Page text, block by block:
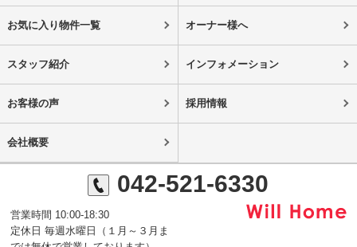
お気に入り物件一覧 オーナー様へ
スタッフ紹介 インフォメーション
お客様の声 採用情報
会社概要
042-521-6330
営業時間 10:00-18:30
定休日 毎週水曜日（１月～３月ま